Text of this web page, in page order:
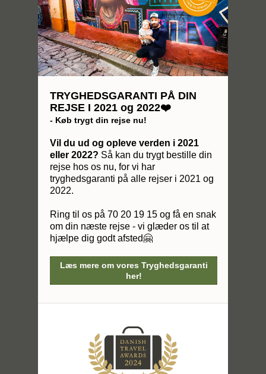
TRYGHEDSGARANTI PÅ DIN
REJSE I 2021 og 2022❤️
- Køb trygt din rejse nu!
Vil du ud og opleve verden i 2021
eller 2022? Så kan du trygt bestille din
rejse hos os nu, for vi har
tryghedsgaranti på alle rejser i 2021 og
2022.
Ring til os på 70 20 19 15 og få en snak
om din næste rejse - vi glæder os til at
hjælpe dig godt afsted🤗
Læs mere om vores Tryghedsgaranti
her!